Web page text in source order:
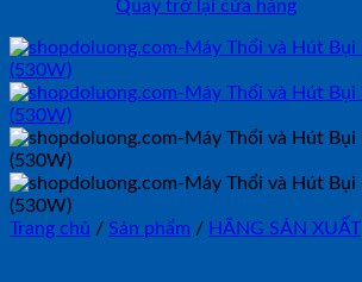
Quay trở lại cửa hàng
Trang chủ / Sản phẩm / HÃNG SẢN XUẤT